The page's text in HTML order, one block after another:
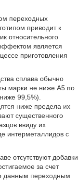
переходных
приводит к
относительного
является
приготовления
сплава обычно
марки не ниже А5 по
99,5%).
ниже предела их
существенного
ввиду их
интерметаллидов с
отсутствуют добавки
за счет
данным переходным